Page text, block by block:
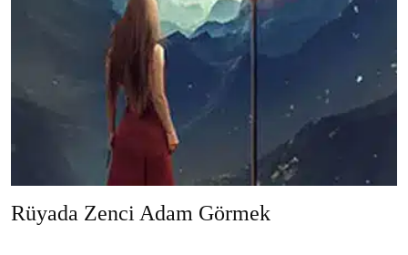
Rüyada Zenci Adam Görmek